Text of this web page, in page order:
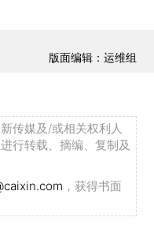
版面编辑：运维组
传媒及/或相关权利人
行转载、摘编、复制及
，获得书面